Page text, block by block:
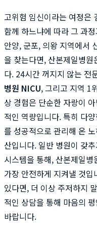
고위험 임신이라는 여정은
함께 하느냐에 따라 그 과
안양, 군포, 의왕 지역에서
을 찾는다면, 산본제일병
다. 24시간 꺼지지 않는 전
병원 NICU, 그리고 지역 1
상 경험은 단순한 자랑이
적인 역량입니다. 특히 다
를 성공적으로 관리해 온
산입니다. 일반 병원이 갖
시스템을 통해, 산본제일
가장 안전하게 지켜낼 것입
있다면, 더 이상 주저하지
적인 상담을 통해 마음의
바랍니다.